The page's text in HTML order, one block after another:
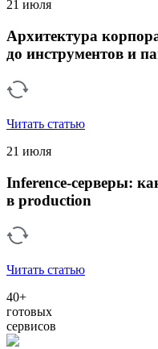
21 июля
Архитектура
до инструментов и
Читать статью
21 июля
Inference-серверы:
в production
Читать статью
40+
готовых
сервисов